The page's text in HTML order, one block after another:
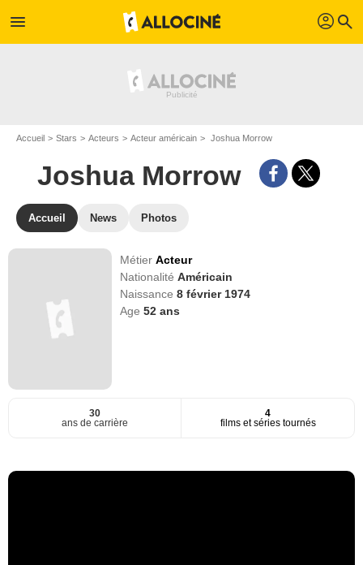
menu profil search
Accueil Stars Acteurs Acteur américain Joshua Morrow
Joshua Morrow
Accueil News Photos
MétierActeur
NationalitéAméricain
Naissance8 février 1974
Age52 ans
30
ans de carrière
4
films et séries tournés